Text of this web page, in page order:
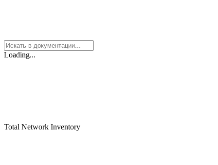
Loading...
Total Network Inventory